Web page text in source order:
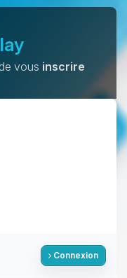
vous inscrire
Connexion